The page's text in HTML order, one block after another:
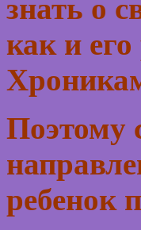
знать о
как и
Поэтому
ребенок